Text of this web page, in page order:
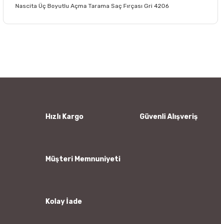
Nascita Üç Boyutlu Açma Tarama Saç Fırçası Gri 4206
Ürün bilgilerinde hatalar bulunuyor.
Hızlı Kargo Güvenli Alışveriş
Müşteri Memnuniyeti
Kolay İade